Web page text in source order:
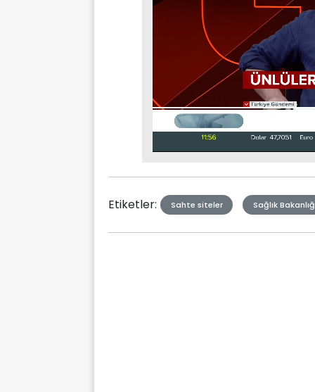
Stream
Etiketler: Sahte siteler Sağlık